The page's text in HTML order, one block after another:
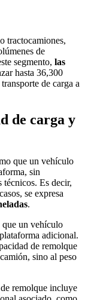
tractocamiones,
de
segmento, las
hasta 36,300
de carga a
de carga y
que un vehículo
sin
técnicos. Es decir,
se expresa
.
que un vehículo
adicional.
de remolque
sino al peso
remolque incluye